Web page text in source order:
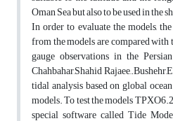
Oman Sea but also to be used in the
In order to evaluate the models,
from the models are compared with
gauge observations in the
Chahbahar,Shahid
tidal analysis based on global
models. To test the models
special software called Tide